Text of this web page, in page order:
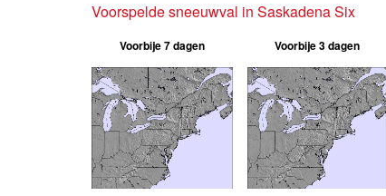
Voorspelde sneeuwval in Saskadena Six
Voorbije 7 dagen Voorbije 3 dagen